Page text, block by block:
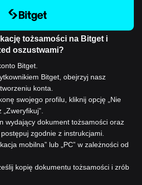
tożsamości na Bitget i
oszustwami?
Bitget.
Bitget, obejrzyj nasz
konta.
swojego profilu, kliknij opcję „Nie
wydający dokument tożsamości oraz
zgodnie z instrukcjami.
mobilna” lub „PC” w zależności od
kopię dokumentu tożsamości i zrób